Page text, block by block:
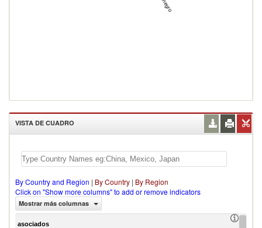
VISTA DE CUADRO
By Country and Region | By Country | By Region
Click on "Show more columns" to add or remove indicators
Mostrar más columnas
asociados